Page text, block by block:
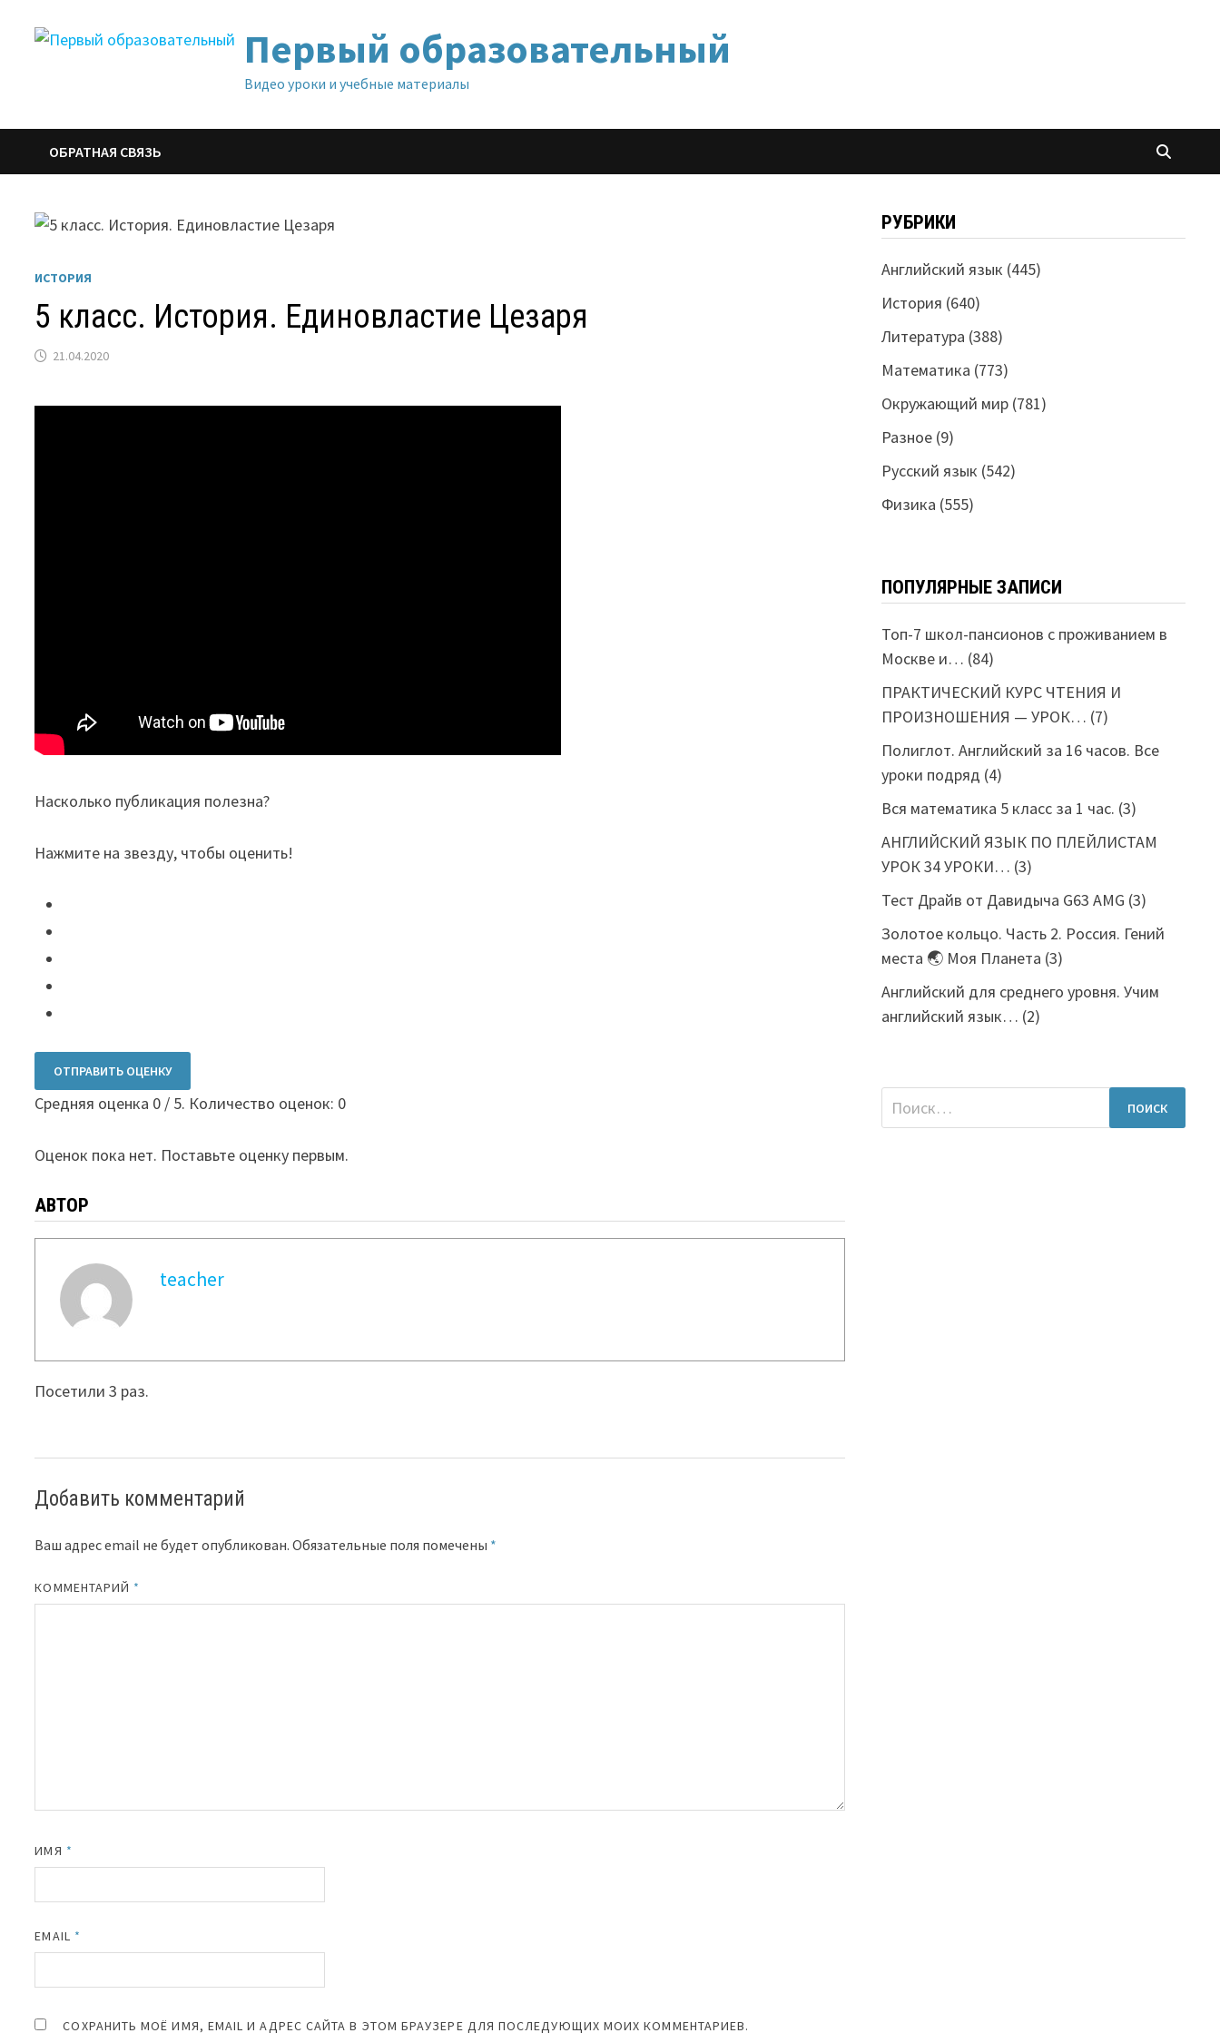
Первый образовательный
Видео уроки и учебные материалы
ОБРАТНАЯ СВЯЗЬ
ИСТОРИЯ
5 класс. История. Единовластие Цезаря
21.04.2020
Насколько публикация полезна?
Нажмите на звезду, чтобы оценить!
ОТПРАВИТЬ ОЦЕНКУ
Средняя оценка 0 / 5. Количество оценок: 0
Оценок пока нет. Поставьте оценку первым.
АВТОР
teacher
Посетили 3 раз.
Добавить комментарий
Ваш адрес email не будет опубликован. Обязательные поля помечены *
КОММЕНТАРИЙ *
ИМЯ *
EMAIL *
СОХРАНИТЬ МОЁ ИМЯ, EMAIL И АДРЕС САЙТА В ЭТОМ БРАУЗЕРЕ ДЛЯ ПОСЛЕДУЮЩИХ МОИХ КОММЕНТАРИЕВ.
РУБРИКИ
Английский язык (445)
История (640)
Литература (388)
Математика (773)
Окружающий мир(781)
Разное(9)
Русский язык (542)
Физика (555)
ПОПУЛЯРНЫЕ ЗАПИСИ
Топ-7 школ-пансионов с проживанием в
Москве и… (84)
ПРАКТИЧЕСКИЙ КУРС ЧТЕНИЯ И
ПРОИЗНОШЕНИЯ — УРОК… (7)
Полиглот. Английский за 16 часов. Все
уроки подряд (4)
Вся математика 5 класс за 1 час. (3)
АНГЛИЙСКИЙ ЯЗЫК ПО ПЛЕЙЛИСТАМ
УРОК 34 УРОКИ… (3)
Тест Драйв от Давидыча G63 AMG (3)
Золотое кольцо. Часть 2. Россия. Гений
места 🌏 Моя Планета (3)
Английский для среднего уровня. Учим
английский язык… (2)
Найти: